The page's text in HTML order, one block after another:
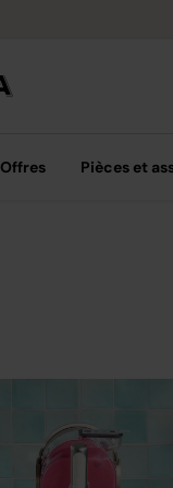
Livraison
Offres Pièces et